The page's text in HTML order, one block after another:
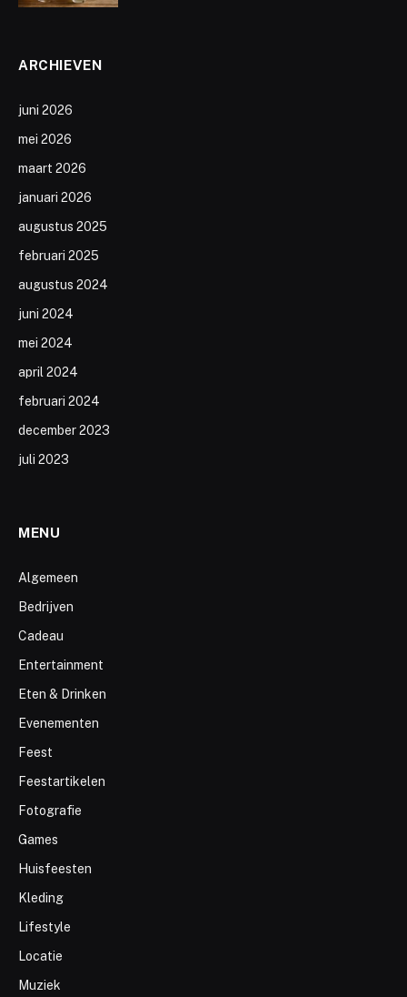
ARCHIEVEN
juni 2026
mei 2026
maart 2026
januari 2026
augustus 2025
februari 2025
augustus 2024
juni 2024
mei 2024
april 2024
februari 2024
december 2023
juli 2023
MENU
Algemeen
Bedrijven
Cadeau
Entertainment
Eten & Drinken
Evenementen
Feest
Feestartikelen
Fotografie
Games
Huisfeesten
Kleding
Lifestyle
Locatie
Muziek